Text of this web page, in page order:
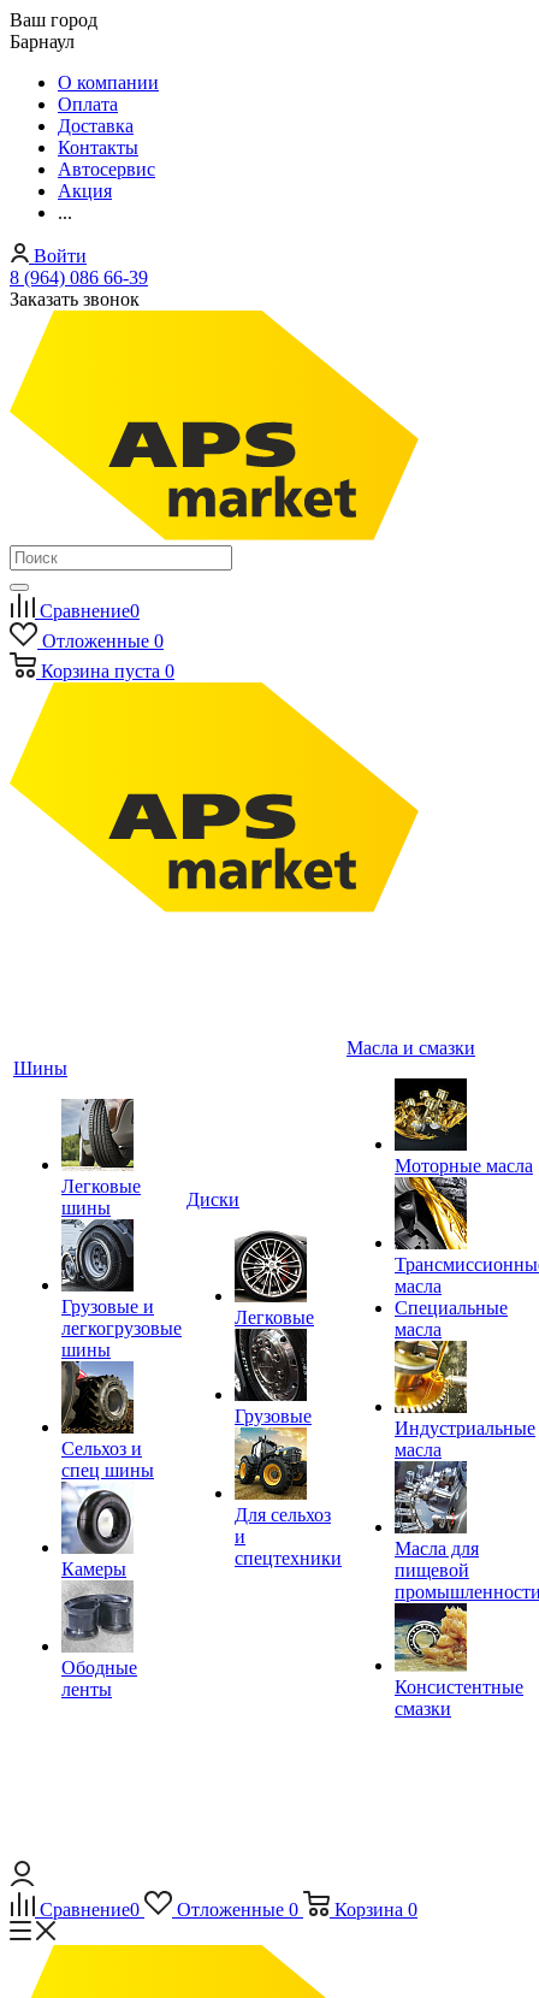
Ваш город
Барнаул
О компании
Оплата
Доставка
Контакты
Автосервис
Акция
...
Войти
8 (964) 086 66-39
Заказать звонок
Сравнение0
Отложенные 0
Корзина пуста 0
Шины
Легковые
шины
Грузовые и
легкогрузовые
шины
Сельхоз и
спец шины
Камеры
Ободные
ленты
Диски
Легковые
Грузовые
Для сельхоз
и
спецтехники
Масла и смазки
Моторные масла
масла
Специальные
масла
Индустриальные
масла
Масла для
пищевой
Консистентные
смазки
Сравнение0 Отложенные 0 Корзина 0